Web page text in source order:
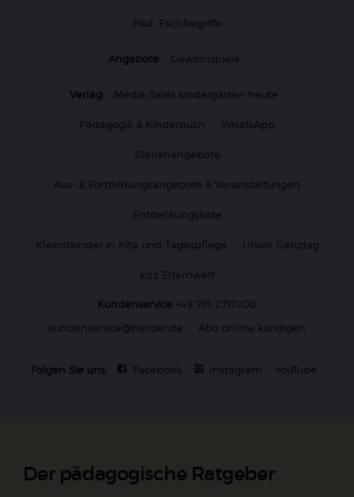
Päd. Fachbegriffe
Angebote: Gewinnspiele
Verlag: Media Sales kindergarten heute
Pädagogik & Kinderbuch WhatsApp
Stellenangebote
Aus- & Fortbildungsangebote & Veranstaltungen
Entdeckungskiste
Kleinstkinder in Kita und Tagespflege Unser Ganztag
kizz Elternwelt
Kundenservice +49 761 2717200
kundenservice@herder.de
Abo online kündigen
Folgen Sie uns: Facebook Instagram YouTube
Der pädagogische Ratgeber